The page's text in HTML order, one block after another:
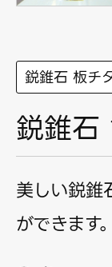
鋭錐石 板チ
鋭錐石
美しい鋭錐
ができます。